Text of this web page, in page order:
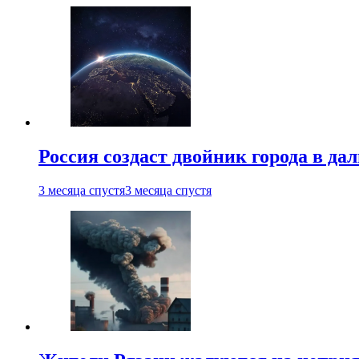
Россия создаст двойник города в
3 месяца спустя3 месяца спустя